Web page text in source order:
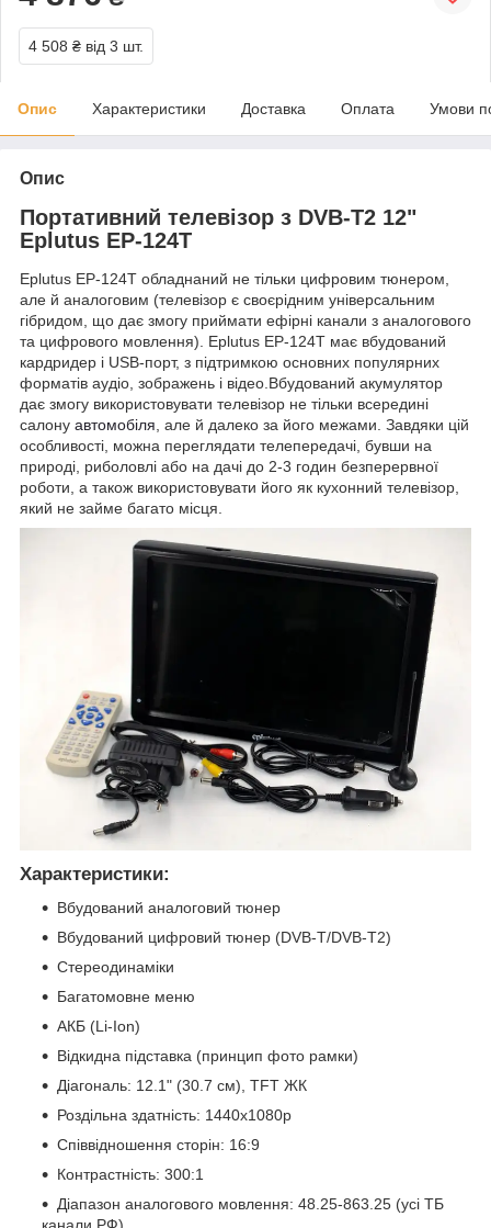
4 508 ₴ від 3 шт.
Опис Характеристики Доставка Оплата Умови
Опис
Портативний телевізор з DVB-T2 12"
Eplutus EP-124T
Eplutus EP-124T обладнаний не тільки цифровим тюнером,
але й аналоговим (телевізор є своєрідним універсальним
гібридом, що дає змогу приймати ефірні канали з аналогового
та цифрового мовлення). Eplutus EP-124T має вбудований
кардридер і USB-порт, з підтримкою основних популярних
форматів аудіо, зображень і відео.Вбудований акумулятор
дає змогу використовувати телевізор не тільки всередині
салону автомобіля, але й далеко за його межами. Завдяки цій
особливості, можна переглядати телепередачі, бувши на
природі, риболовлі або на дачі до 2-3 годин безперервної
роботи, а також використовувати його як кухонний телевізор,
який не займе багато місця.
Характеристики:
Вбудований аналоговий тюнер
Вбудований цифровий тюнер (DVB-T/DVB-T2)
Стереодинаміки
Багатомовне меню
АКБ (Li-Ion)
Відкидна підставка (принцип фото рамки)
Діагональ: 12.1" (30.7 см), TFT ЖК
Роздільна здатність: 1440x1080p
Співвідношення сторін: 16:9
Контрастність: 300:1
Діапазон аналогового мовлення: 48.25-863.25 (усі ТБ
канали РФ)